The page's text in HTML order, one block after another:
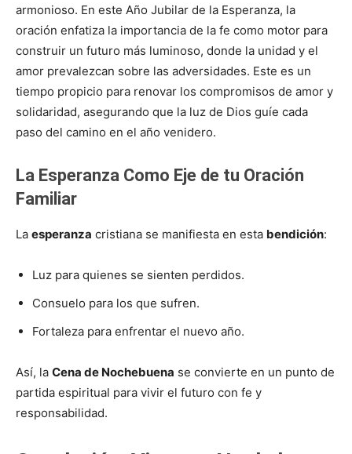
armonioso. En este Año Jubilar de la Esperanza, la
oración enfatiza la importancia de la fe como motor para
construir un futuro más luminoso, donde la unidad y el
amor prevalezcan sobre las adversidades. Este es un
tiempo propicio para renovar los compromisos de amor y
solidaridad, asegurando que la luz de Dios guíe cada
paso del camino en el año venidero.
La Esperanza Como Eje de tu Oración
Familiar
La esperanza cristiana se manifiesta en esta bendición:
Luz para quienes se sienten perdidos.
Consuelo para los que sufren.
Fortaleza para enfrentar el nuevo año.
Así, la Cena de Nochebuena se convierte en un punto de
partida espiritual para vivir el futuro con fe y
responsabilidad.